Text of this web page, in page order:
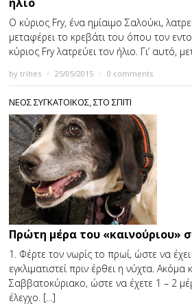
Ο κύριος Fry, ένα ημίαιμο Σαλούκι,
μεταφέρει το κρεβάτι του όπου τον
κύριος Fry λατρεύει τον ήλιο. Γι’ αυτό,
bytrihes 25/05/2015 0 comments
ΝΕΟΣ ΣΥΓΚΑΤΟΙΚΟΣ,ΣΤΟ ΣΠΙΤΙ
Πρώτη µέρα του «καινούριου»
1. Φέρτε τον νωρίς το πρωί, ώστε να
εγκλιµατιστεί πριν έρθει η νύχτα. Ακόµα
Σαββατοκύριακο, ώστε να έχετε 1 – 2
έλεγχο. […]